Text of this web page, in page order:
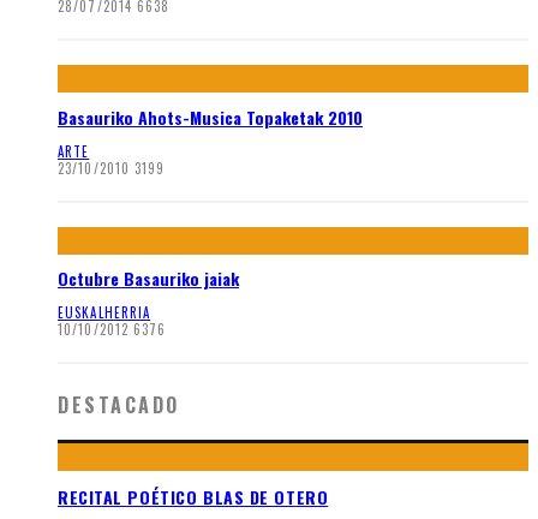
28/07/2014 6638
Basauriko Ahots-Musica Topaketak 2010
ARTE
23/10/2010 3199
Octubre Basauriko jaiak
EUSKALHERRIA
10/10/2012 6376
DESTACADO
RECITAL POÉTICO BLAS DE OTERO